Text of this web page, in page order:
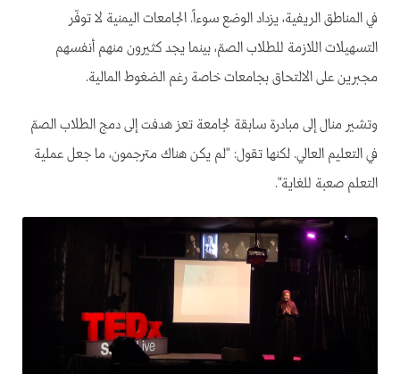
في المناطق الريفية، يزداد الوضع سوءاً. الجامعات اليمنية لا توفّر
التسهيلات اللازمة للطلاب الصمّ، بينما يجد كثيرون منهم أنفسهم
مجبرين على الالتحاق بجامعات خاصة رغم الضغوط المالية.
وتشير منال إلى مبادرة سابقة لجامعة تعز هدفت إلى دمج الطلاب الصمّ
في التعليم العالي. لكنها تقول: "لم يكن هناك مترجمون، ما جعل عملية
التعلم صعبة للغاية".